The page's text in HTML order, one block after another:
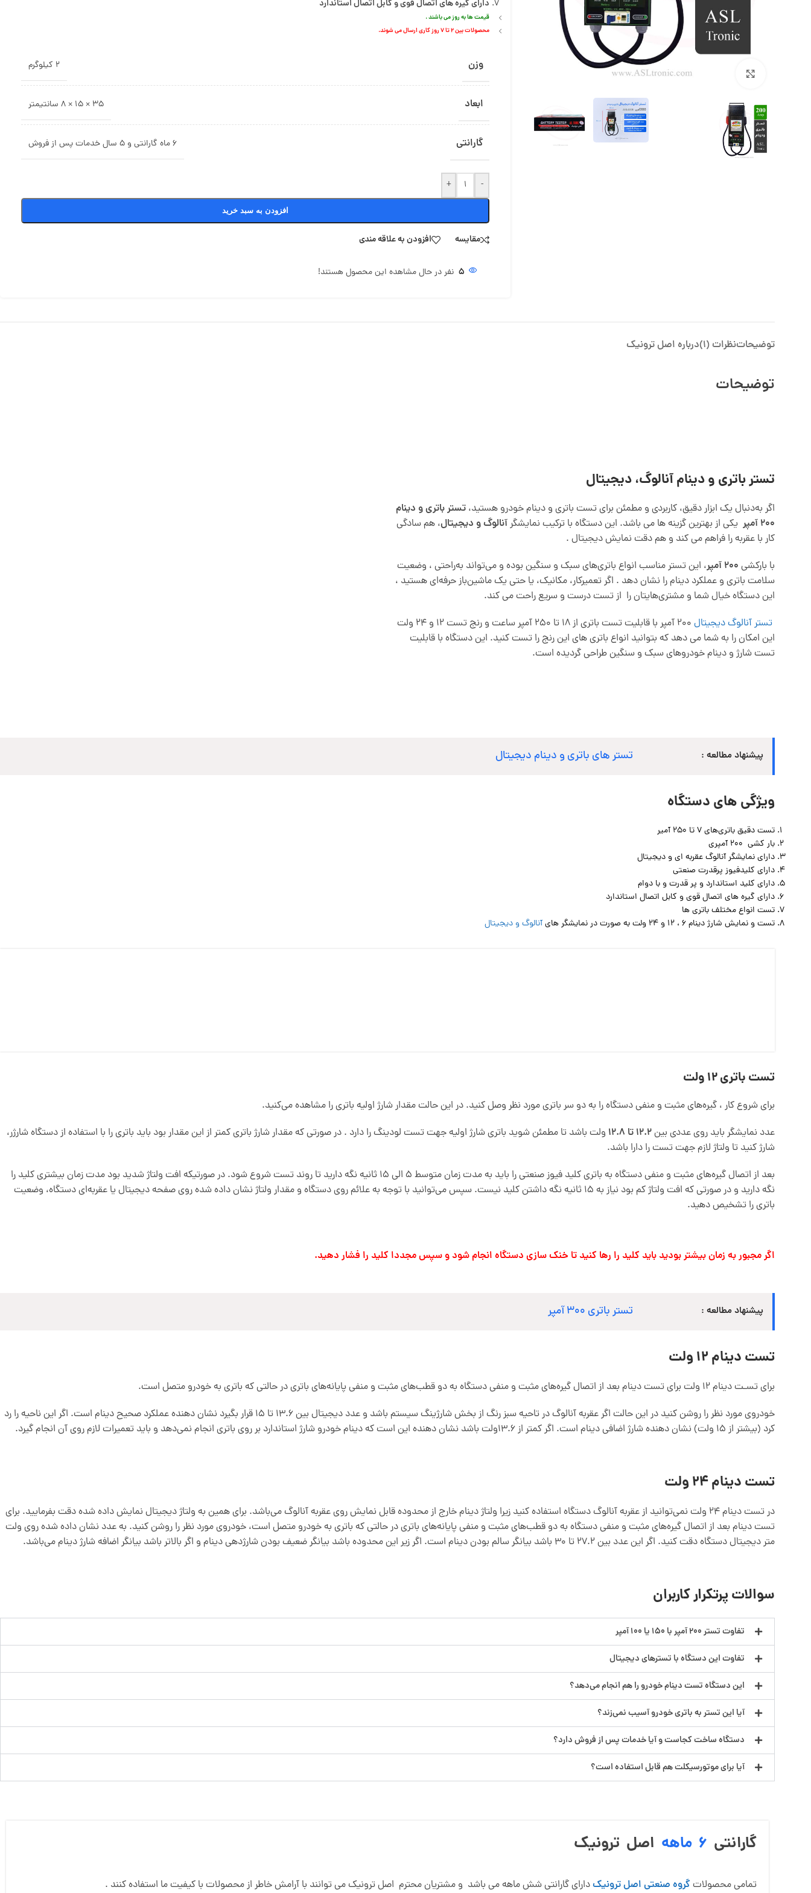
بزرگنمایی تصویر
دارای گیره های اتصال قوی و کابل اتصال استاندارد
قیمت ها به روز می باشند .
محصولات بین 2 تا 7 روز کاری ارسال می شوند.
وزن 2 کیلوگرم
ابعاد 35 × 15 × 8 سانتیمتر
گارانتی 6 ماه گارانتی و 5 سال خدمات پس از فروش
-
+
افزودن به سبد خرید
مقایسه افزودن به علاقه مندی
5 نفر در حال مشاهده این محصول هستند!
توضیحاتنظرات (1) درباره اصل ترونیک
توضیحات
تستر باتری و دینام آنالوگ، دیجیتال
اگر به‌دنبال یک ابزار دقیق، کاربردی و مطمئن برای تست باتری و دینام خودرو هستید، تستر باتری و دینام
200 آمپر
یکی از بهترین گزینه ها می باشد. این دستگاه با ترکیب نمایشگرآنالوگ و دیجیتال، هم سادگی
کار با عقربه را فراهم می کند و هم دقت نمایش دیجیتال .
با بارکشی 200 آمپر
، این تستر مناسب انواع باتری‌های سبک و سنگین بوده و می‌تواند به‌راحتی ، وضعیت
سلامت باتری و عملکرد دینام را نشان دهد . اگر تعمیرکار، مکانیک، یا حتی یک ماشین‌باز حرفه‌ای هستید ،
این دستگاه خیال شما و مشتری‌هایتان را از تست درست و سریع راحت می کند.
تستر آنالوگ دیجیتال
200 آمپر با قابلیت تست باتری از 18 تا 250 آمپر ساعت و رنج تست 12 و 24 ولت
این امکان را به شما می دهد که بتوانید انواع باتری های این رنج را تست کنید. این دستگاه با قابلیت
تست شارژ و دینام خودروهای سبک و سنگین طراحی گردیده است.
پیشنهاد مطالعه : تستر های باتری و دینام دیجیتال
ویژگی های دستگاه
تست دقیق باتری‌های 7 تا 250 آمیر
بار کشی 200 آمپری
دارای نمایشگر آنالوگ عقربه ای و دیجیتال
دارای کلیدفیوز پرقدرت صنعتی
دارای کلید استاندارد و پر قدرت و با دوام
دارای گیره های اتصال قوی و کابل اتصال استاندارد
تست انواع مختلف باتری ها
تست و نمایش شارژ دینام 6 ، 12 و 24 ولت به صورت در نمایشگر های
آنالوگ و دیجیتال
تست باتری 12 ولت
برای شروع کار ، گیره‌های مثبت و منفی دستگاه را به دو سر باتری مورد نظر وصل کنید. در این حالت مقدار شارژ اولیه باتری را مشاهده می‌کنید.
عدد نمایشگر باید روی عددی بین12.2 تا 12.8
ولت باشد تا مطمئن شوید باتری شارژ اولیه جهت تست لودینگ را دارد . در صورتی که مقدار شارژ باتری کمتر از این مقدار بود باید باتری را با استفاده از دستگاه شارژر،
شارژ کنید تا ولتاژ لازم جهت تست را دارا باشد.
بعد از اتصال گیره‌های مثبت و منفی دستگاه به باتری کلید فیوز صنعتی را باید به مدت زمان متوسط 5 الی 15 ثانیه نگه دارید تا روند تست شروع شود. در صورتیکه افت ولتاژ شدید بود مدت زمان بیشتری کلید را
نگه دارید و در صورتی که افت ولتاژ کم بود نیاز به 15 ثانیه نگه داشتن کلید نیست. سپس می‌توانید با توجه به علائم روی دستگاه و مقدار ولتاژ نشان داده شده روی صفحه دیجیتال یا عقربه‌ای دستگاه، وضعیت
باتری را تشخیص دهید.
اگر مجبور به زمان بیشتر بودید باید کلید را رها کنید تا خنک سازی دستگاه انجام شود و سپس مجددا کلید را فشار دهید.
پیشنهاد مطالعه : تستر باتری 300 آمپر
تست دینام 12 ولت
برای تسـت دینام 12 ولت برای تست دینام بعد از اتصال گیره‌های مثبت و منفی دستگاه به دو قطب‌های مثبت و منفی پایانه‌های باتری در حالتی که باتری به خودرو متصل است.
خودروی مورد نظر را روشن کنید در این حالت اگر عقربه آنالوگ در تاحیه سبز رنگ از بخش شارژینگ سیستم باشد و عدد دیجیتال بین 13.6 تا 15 قرار بگیرد نشان دهنده عملکرد صحیح دینام است. اگر این ناحیه را رد
کرد (بیشتر از 15 ولت) نشان دهنده شارژ اضافی دینام است. اگر کمتر از 13.6ولت باشد نشان دهنده این است که دینام خودرو شارژ استاندارد بر روی باتری انجام نمی‌دهد و باید تعمیرات لازم روی آن انجام گیرد.
تست دینام 24 ولت
در تست دینام 24 ولت نمی‌توانید از عقربه آنالوگ دستگاه استفاده کنید زیرا ولتاژ دینام خارج از محدوده قابل نمایش روی عقربه آنالوگ می‌باشد. برای همین به ولتاژ دیجیتال نمایش داده شده دقت بفرمایید. برای
تست دینام بعد از اتصال گیره‌های مثبت و منفی دستگاه به دو قطب‌های مثبت و منفی پایانه‌های باتری در حالتی که باتری به خودرو متصل است، خودروی مورد نظر را روشن کنید. به عدد نشان داده شده روی ولت
متر دیجیتال دستگاه دقت کنید. اگر این عدد بین 27.2 تا 30 باشد بیانگر سالم بودن دینام است. اگر زیر این محدوده باشد بیانگر ضعیف بودن شارژدهی دینام و اگر بالاتر باشد بیانگر اضافه شارژ دینام می‌باشد.
سوالات پرتکرار کاربران
تفاوت تستر 200 آمپر با 150 یا 100 آمپر
تفاوت این دستگاه با تسترهای دیجیتال
این دستگاه تست دینام خودرو را هم انجام می‌دهد؟
آیا این تستر به باتری خودرو آسیب نمی‌زند؟
دستگاه ساخت کجاست و آیا خدمات پس از فروش دارد؟
آیا برای موتورسیکلت هم قابل استفاده است؟
گارانتی 6 ماهه اصل ترونیک
تمامی محصولات گروه صنعتی اصل ترونیکدارای گارانتی شش ماهه می باشد و مشتریان محترم اصل ترونیک می توانند با آرامش خاطر از محصولات با کیفیت ما استفاده کنند .